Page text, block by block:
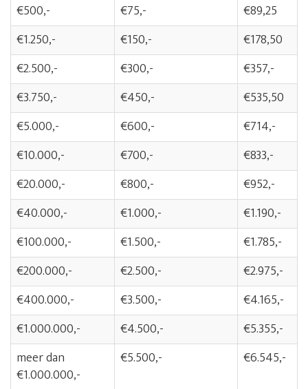
€500,-
€75,-
€89,25
€1.250,-
€150,-
€178,50
€2.500,-
€300,-
€357,-
€3.750,-
€450,-
€535,50
€5.000,-
€600,-
€714,-
€10.000,-
€700,-
€833,-
€20.000,-
€800,-
€952,-
€40.000,-
€1.000,-
€1.190,-
€100.000,-
€1.500,-
€1.785,-
€200.000,-
€2.500,-
€2.975,-
€400.000,-
€3.500,-
€4.165,-
€1.000.000,-
€4.500,-
€5.355,-
meer dan
€1.000.000,-
€5.500,- €6.545,-